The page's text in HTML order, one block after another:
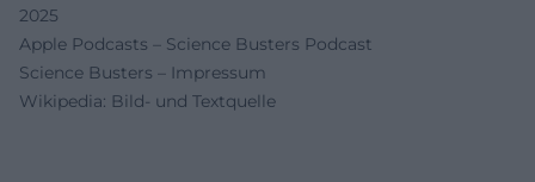
2025
Apple Podcasts – Science Busters Podcast
Science Busters – Impressum
Wikipedia: Bild- und Textquelle